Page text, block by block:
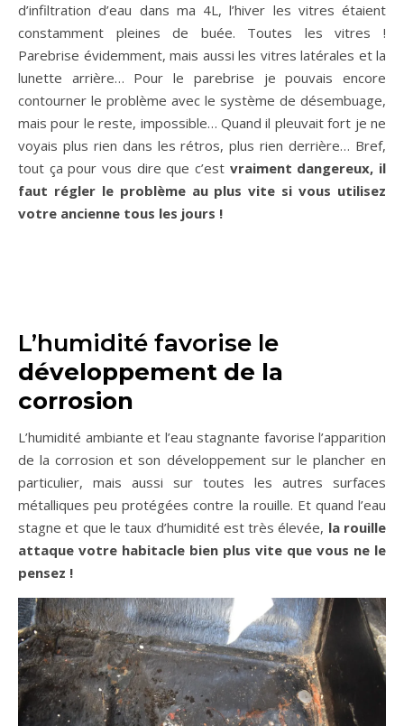
d’infiltration d’eau dans ma 4L, l’hiver les vitres étaient
constamment pleines de buée. Toutes les vitres !
Parebrise évidemment, mais aussi les vitres latérales et la
lunette arrière… Pour le parebrise je pouvais encore
contourner le problème avec le système de désembuage,
mais pour le reste, impossible… Quand il pleuvait fort je ne
voyais plus rien dans les rétros, plus rien derrière… Bref,
tout ça pour vous dire que c’est vraiment dangereux, il
faut régler le problème au plus vite si vous utilisez
votre ancienne tous les jours !
L’humidité favorise le
développement de la
corrosion
L’humidité ambiante et l’eau stagnante favorise l’apparition
de la corrosion et son développement sur le plancher en
particulier, mais aussi sur toutes les autres surfaces
métalliques peu protégées contre la rouille. Et quand l’eau
stagne et que le taux d’humidité est très élevée, la rouille
attaque votre habitacle bien plus vite que vous ne le
pensez !